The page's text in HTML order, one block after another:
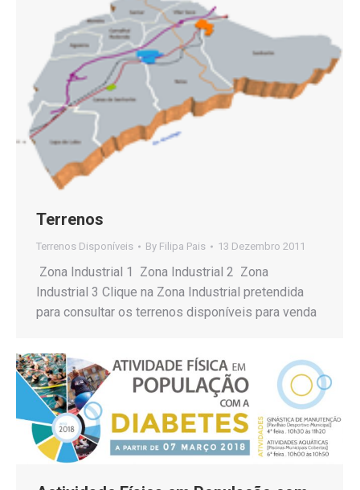
Terrenos
Terrenos Disponíveis By Filipa Pais 13 Dezembro 2011
Zona Industrial 1 Zona Industrial 2 Zona
Industrial 3 Clique na Zona Industrial pretendida
para consultar os terrenos disponíveis para venda